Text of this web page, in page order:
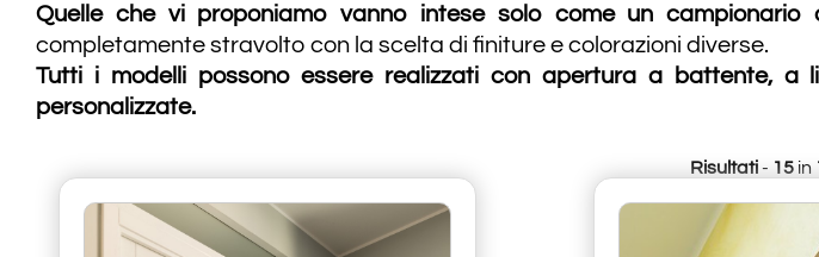
Quelle che vi proponiamo vanno intese solo come un campionario
completamente stravolto con la scelta di finiture e colorazioni diverse.
Tutti i modelli possono essere realizzati con apertura a battente,
personalizzate.
Risultati- 15in